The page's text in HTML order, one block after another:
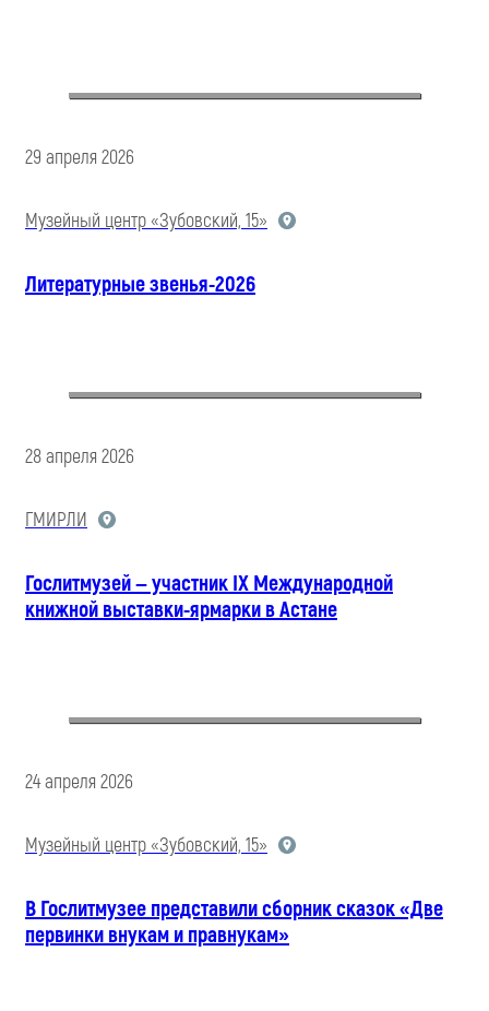
29 апреля 2026
Музейный центр «Зубовский, 15»
Литературные звенья-2026
28 апреля 2026
ГМИРЛИ
Гослитмузей — участник IX Международной
книжной выставки-ярмарки в Астане
24 апреля 2026
Музейный центр «Зубовский, 15»
В Гослитмузее представили сборник сказок «Две
первинки внукам и правнукам»